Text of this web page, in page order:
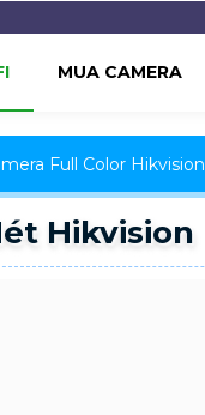
MUA CAMERA
Full Color Hikvision
Hikvision